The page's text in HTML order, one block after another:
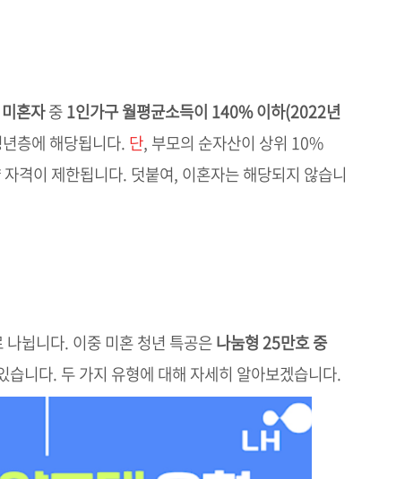
혼자중1인가구 월평균소득이 140% 이하(2022년
층에 해당됩니다. 단, 부모의 순자산이 상위 10%
격이 제한됩니다. 덧붙여, 이혼자는 해당되지 않습니
나뉩니다. 이중 미혼 청년 특공은나눔형 25만호 중
습니다. 두 가지 유형에 대해 자세히 알아보겠습니다.